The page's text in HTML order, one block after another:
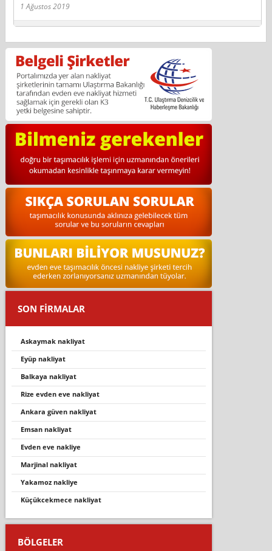
1 Ağustos 2019
SON FİRMALAR
askaymak nakliyat
eyüp nakliyat
balkaya nakli̇yat
rize evden eve nakliyat
ankara güven nakliyat
emsan nakliyat
evden eve nakliye
marjinal nakliyat
yakamoz nakliye
küçükcekmece nakliyat
BÖLGELER